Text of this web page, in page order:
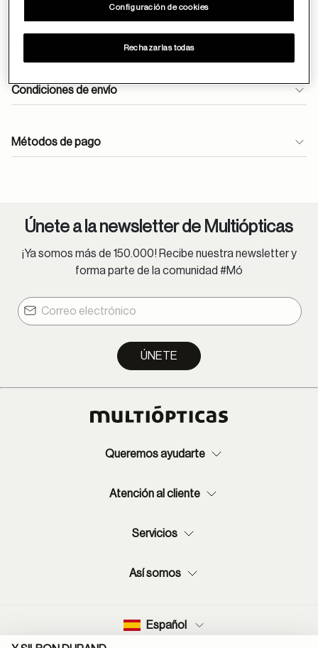
Garantía y devoluciones
Condiciones de envío
Métodos de pago
Únete a la newsletter de Multiópticas
¡Ya somos más de 150.000! Recibe nuestra newsletter y
forma parte de la comunidad #Mó
ÚNETE
Queremos ayudarte
Atención al cliente
Servicios
Así somos
Español
Configuración de cookies
Rechazarlas todas